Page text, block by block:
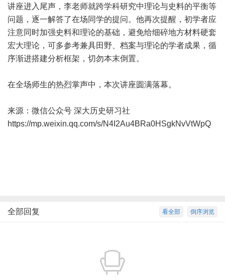
讲座进入尾声，李老师就跨学科研究中理论与史料的平衡等
问题，逐一解答了在场同学的提问。他再次提醒，初学者应
注意同时加强史料和理论的基础，避免给细碎地方材料硬套
宏大理论，可多参考兼具田野、档案与理论的学者成果，循
序渐进搭建分析框架，切勿本末倒置。
在全场师生的热烈掌声中，本次讲座圆满落幕。
来源：微信公众号 深大历史研习社
https://mp.weixin.qq.com/s/N4I2Au4BRa0HSgkNvVtWpQ
倒序浏览
看全部
全部回复